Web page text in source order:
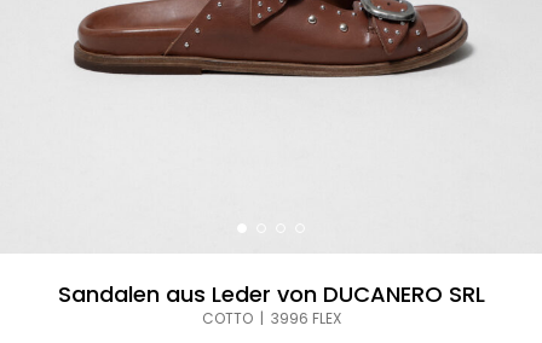
Sandalen aus Leder von DUCANERO SRL
COTTO | 3996 FLEX